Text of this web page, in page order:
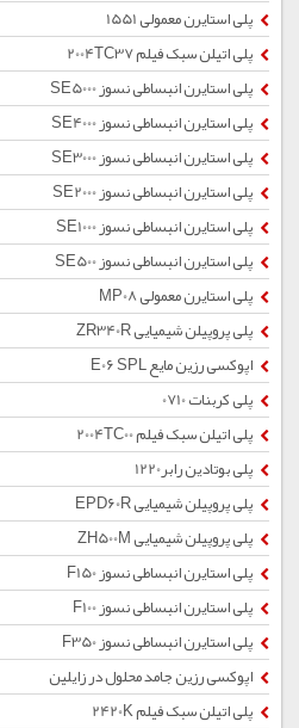
پلی استایرن معمولی 1551
پلی اتیلن سبک فیلم 2004TC37
پلی استایرن انبساطی نسوز SE5000
پلی استایرن انبساطی نسوز SE4000
پلی استایرن انبساطی نسوز SE3000
پلی استایرن انبساطی نسوز SE2000
پلی استایرن انبساطی نسوز SE1000
پلی استایرن انبساطی نسوز SE500
پلی استایرن معمولی MP08
پلی پروپیلن شیمیایی ZR340R
اپوکسی رزین مایع E06 SPL
پلی کربنات 0710
پلی اتیلن سبک فیلم 2004TC00
پلی بوتادین رابر1220
پلی پروپیلن شیمیایی EPD60R
پلی پروپیلن شیمیایی ZH500M
پلی استایرن انبساطی نسوز F150
پلی استایرن انبساطی نسوز F100
پلی استایرن انبساطی نسوز F350
اپوکسی رزین جامد محلول در زایلین
پلی اتیلن سبک فیلم 2420K